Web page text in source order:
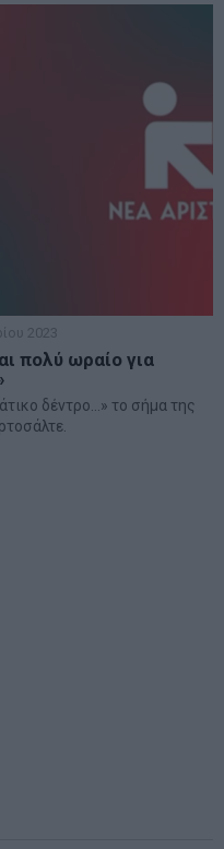
2023
πολύ ωραίο για
δέντρο…» το σήμα της